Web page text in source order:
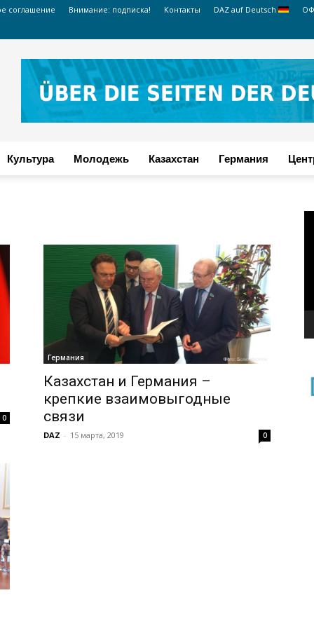
соглашение Внимание: подписка! Контакты DAZ auf Deutsch
Культура Молодежь Казахстан Германия
0
Германия
Казахстан и Германия –
крепкие взаимовыгодные
связи
DAZ - 15 марта, 2019 0